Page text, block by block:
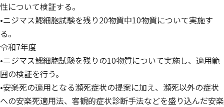
性について検証する。
•ニジマス鰓細胞試験を残り20物質中10物質について実施す
る。
令和7年度
•ニジマス鰓細胞試験を残りの10物質について実施し、適用範
囲の検証を行う。
•安楽死の適用となる瀕死症状の提案に加え、瀕死以外の症状
への安楽死適用法、客観的症状診断手法などを盛り込んだ安楽